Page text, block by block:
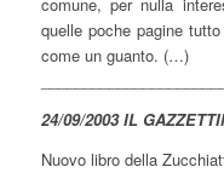
comune, per nulla
quelle poche pagine
come un guanto. (…)
24/09/2003 IL
Nuovo libro della